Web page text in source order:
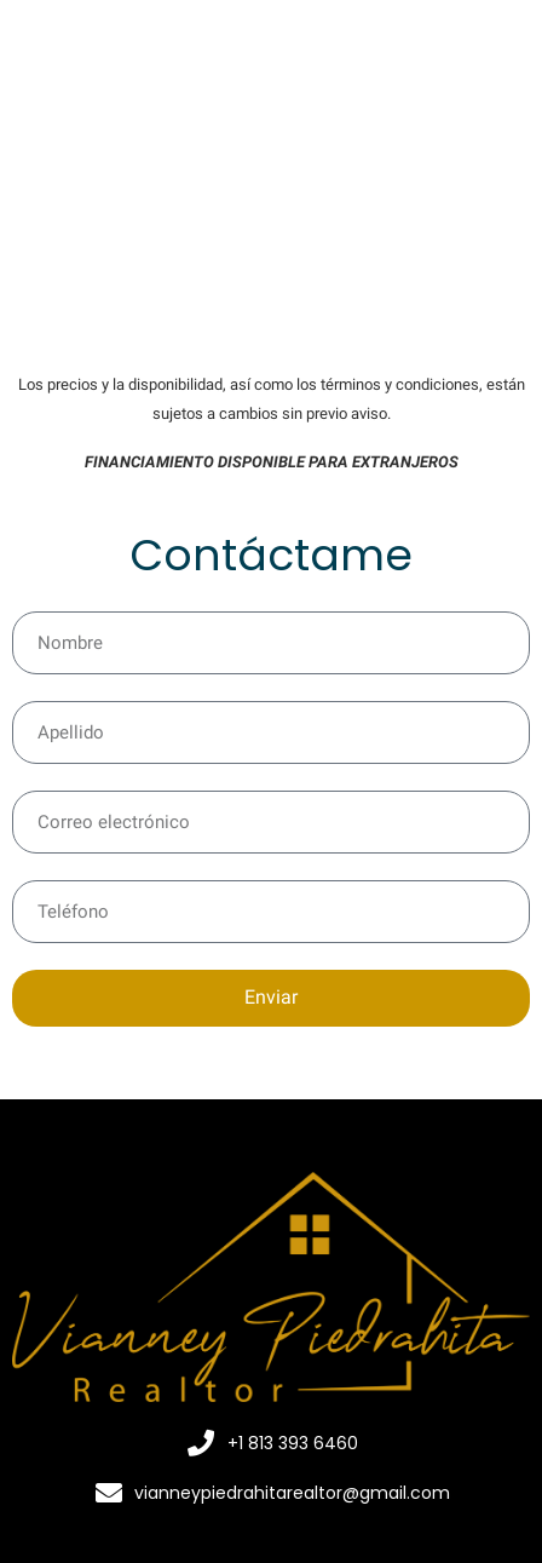
Los precios y la disponibilidad, así como los términos y condiciones, están
sujetos a cambios sin previo aviso.
FINANCIAMIENTO DISPONIBLE PARA EXTRANJEROS
Contáctame
Enviar
+1 813 393 6460
vianneypiedrahitarealtor@gmail.com